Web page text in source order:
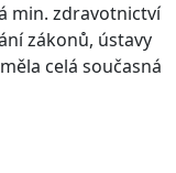
min. zdravotnictví
zákonů, ústavy
celá současná